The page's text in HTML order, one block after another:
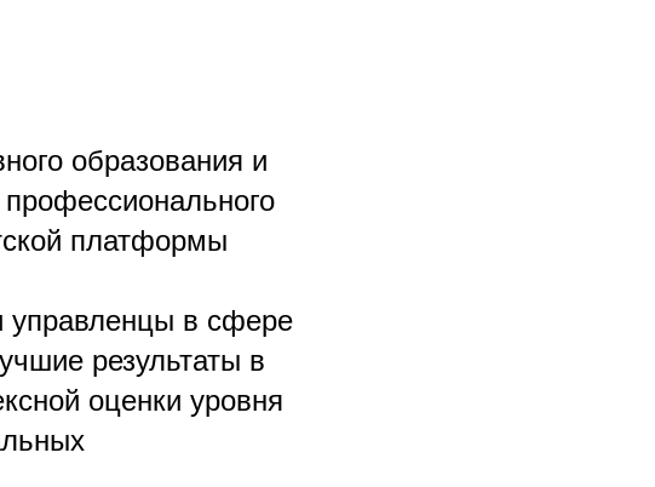
образования и
платформы
управленцы в сфере
результаты в
оценки уровня